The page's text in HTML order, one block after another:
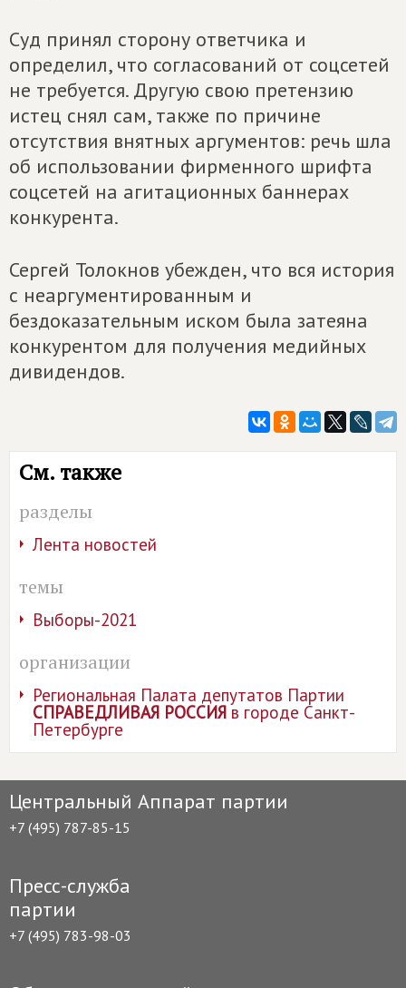
Суд принял сторону ответчика и
определил, что согласований от соцсетей
не требуется. Другую свою претензию
истец снял сам, также по причине
отсутствия внятных аргументов: речь шла
об использовании фирменного шрифта
соцсетей на агитационных баннерах
конкурента.
Сергей Толокнов убежден, что вся история
с неаргументированным и
бездоказательным иском была затеяна
конкурентом для получения медийных
дивидендов.
См. также
разделы
Лента новостей
темы
Выборы-2021
организации
Региональная Палата депутатов Партии
СПРАВЕДЛИВАЯ РОССИЯв городе Санкт-
Петербурге
Центральный Аппарат партии
+7 (495) 787-85-15
Пресс-служба
партии
+7 (495) 783-98-03